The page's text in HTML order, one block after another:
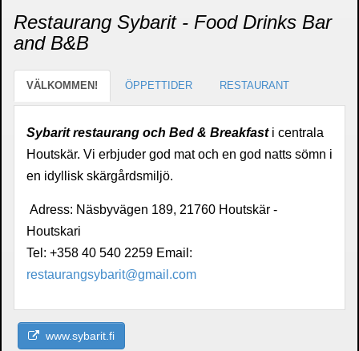
Restaurang Sybarit - Food Drinks Bar
and B&B
VÄLKOMMEN! ÖPPETTIDER RESTAURANT
Sybarit restaurang och Bed & Breakfasti centrala
Houtskär. Vi erbjuder god mat och en god natts sömn i
en idyllisk skärgårdsmiljö.
Adress: Näsbyvägen 189, 21760 Houtskär -
Houtskari
Tel: +358 40 540 2259 Email:
restaurangsybarit@gmail.com
www.sybarit.fi